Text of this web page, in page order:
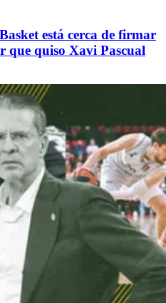
está cerca de firmar
que quiso Xavi Pascual